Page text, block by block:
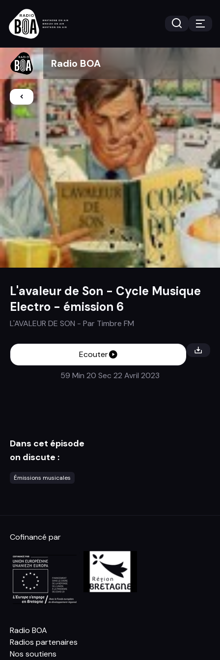
Radio BOA
L'avaleur de Son - Cycle Musique
Electro - émission 6
L'AVALEUR DE SON - Par Timbre FM
Ecouter
59 Min 20 Sec 22 Avril 2023
Dans cet épisode
on discute :
Émissions musicales
Cofinancé par
Radio BOA
Radios partenaires
Nos soutiens